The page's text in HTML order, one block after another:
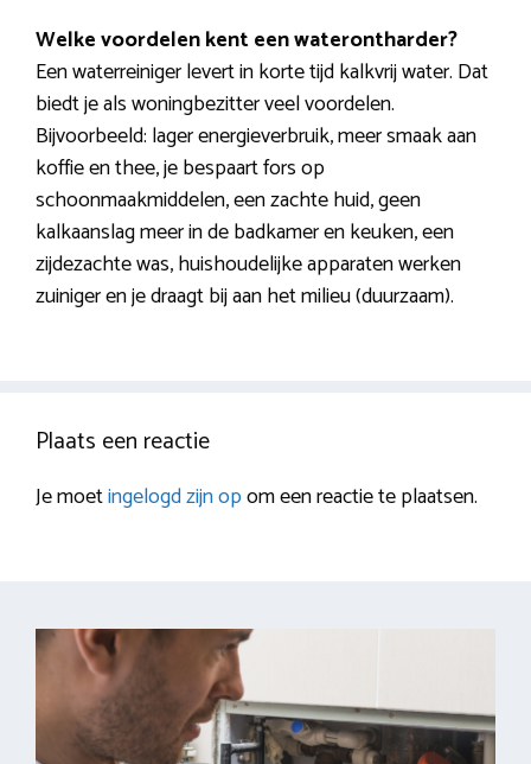
Welke voordelen kent een waterontharder?
Een waterreiniger levert in korte tijd kalkvrij water. Dat
biedt je als woningbezitter veel voordelen.
Bijvoorbeeld: lager energieverbruik, meer smaak aan
koffie en thee, je bespaart fors op
schoonmaakmiddelen, een zachte huid, geen
kalkaanslag meer in de badkamer en keuken, een
zijdezachte was, huishoudelijke apparaten werken
zuiniger en je draagt bij aan het milieu (duurzaam).
Plaats een reactie
Je moetingelogd zijn opom een reactie te plaatsen.